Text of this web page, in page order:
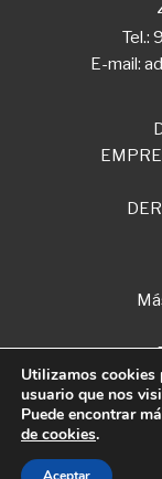
Tel.:
E-mail:
Aviso legal
Utilizamos cookies
usuario que nos
Puede encontrar
de cookies.